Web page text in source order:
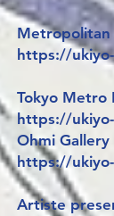
Metropolitan
https://
Tokyo Metro
https://
Ohmi Gallery
https://
Artiste